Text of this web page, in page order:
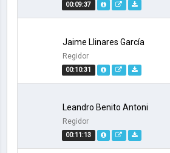
00:09:37
00:10:31
Jaime Llinares García
Regidor
00:11:13
Leandro Benito Antoni
Regidor